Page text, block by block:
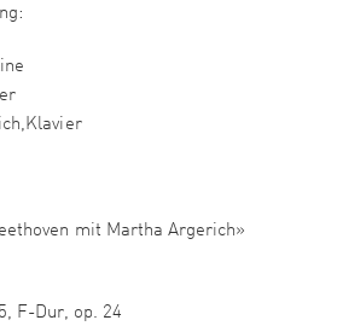
mit Martha Argerich»​
F-Dur, op. 24